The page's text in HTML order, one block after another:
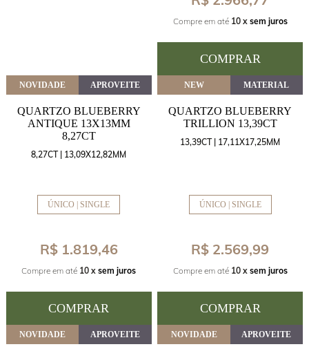
Compre em até 10 x sem juros
COMPRAR
NOVIDADE APROVEITE
QUARTZO BLUEBERRY
ANTIQUE 13X13MM
8,27CT
8,27CT | 13,09X12,82MM
ÚNICO | SINGLE
R$ 1.819,46
Compre em até 10 x sem juros
COMPRAR
NEW MATERIAL
QUARTZO BLUEBERRY
TRILLION 13,39CT
13,39CT | 17,11X17,25MM
ÚNICO | SINGLE
R$ 2.569,99
Compre em até 10 x sem juros
COMPRAR
NOVIDADE APROVEITE NOVIDADE APROVEITE